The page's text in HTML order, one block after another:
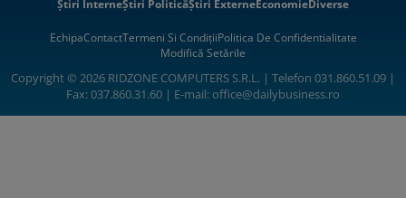
Știri InterneȘtiri PoliticăȘtiri ExterneEconomieDiverse
EchipaContactTermeni Si CondițiiPolitica De Confidentialitate
Modifică Setările
Copyright © 2026 RIDZONE COMPUTERS S.R.L. | Telefon 031.860.51.09 |
Fax: 037.860.31.60 | E-mail:office@dailybusiness.ro